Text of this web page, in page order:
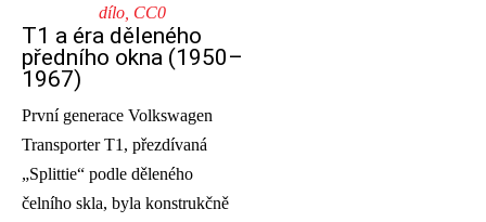
dílo, CC0
T1 a éra děleného
předního okna (1950–
1967)
První generace Volkswagen
Transporter T1, přezdívaná
„Splittie“ podle děleného
čelního skla, byla konstrukčně